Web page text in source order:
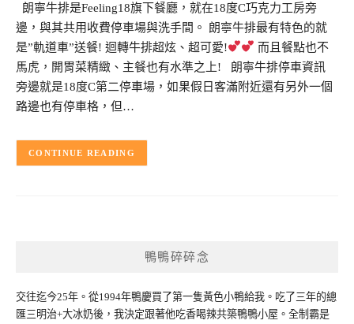
朗寧牛排是Feeling18旗下餐廳，就在18度C巧克力工房旁
邊，與其共用收費停車場與洗手間。 朗寧牛排最有特色的就
是”軌道車”送餐! 迴轉牛排超炫、超可愛!
而且餐點也不
馬虎，開胃菜精緻、主餐也有水準之上! 朗寧牛排停車資訊
旁邊就是18度C第二停車場，如果假日客滿附近還有另外一個
路邊也有停車格，但…
CONTINUE READING
鴨鴨碎碎念
交往迄今25年。從1994年鴨慶買了第一隻黃色小鴨給我。吃了三年的總
匯三明治+大冰奶後，我決定跟著他吃香喝辣共築鴨鴨小屋。全制霸是